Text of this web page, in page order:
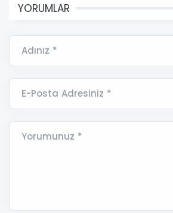
YORUMLAR
Adınız *
E-Posta Adresiniz *
Yorumunuz *